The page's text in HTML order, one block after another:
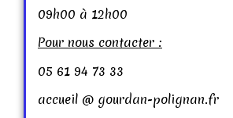
09h00 à 12h00
Pour nous contacter :
05 61 94 73 33
accueil @ gourdan-polignan.fr